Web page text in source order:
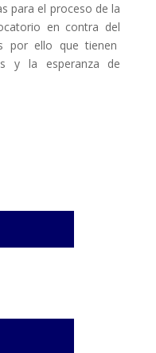
para el proceso de la
en contra del
por ello que tienen
y la esperanza de